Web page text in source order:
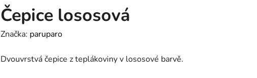
Čepice lososová
Značka: paruparo
Dvouvrstvá čepice z teplákoviny v lososové barvě.